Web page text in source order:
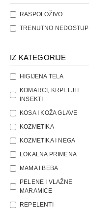
IZ KATEGORIJE
HIGIJENA TELA
KOMARCI, KRPELJI I
INSEKTI
KOSA I KOŽA GLAVE
KOZMETIKA
KOZMETIKA I NEGA
LOKALNA PRIMENA
MAMA I BEBA
PELENE I VLAŽNE
MARAMICE
REPELENTI
RASPOLOŽIVO
TRENUTNO